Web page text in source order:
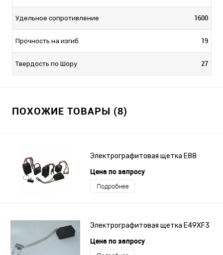
Удельное сопротивление 1600
Прочность на изгиб 19
Твердость по Шору 27
ПОХОЖИЕ ТОВАРЫ (8)
Электрографитовая щетка E88
Цена по запросу
Подробнее
Электрографитовая щетка E49XF3
Цена по запросу